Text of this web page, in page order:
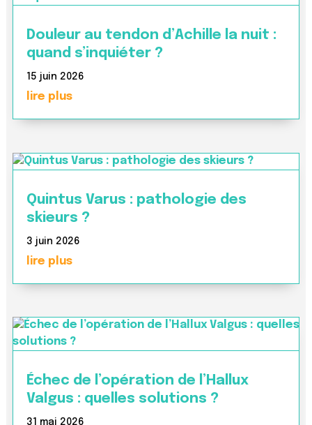
Douleur au tendon d’Achille la nuit :
quand s’inquiéter ?
15 juin 2026
lire plus
Quintus Varus : pathologie des
skieurs ?
3 juin 2026
lire plus
Échec de l’opération de l’Hallux
Valgus : quelles solutions ?
31 mai 2026